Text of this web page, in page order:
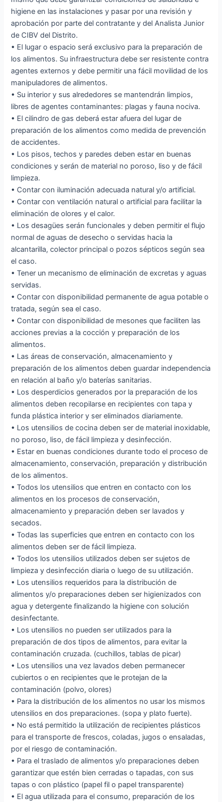
higiene en las instalaciones y pasar por una revisión y
aprobación por parte del contratante y del Analista Junior
de CIBV del Distrito.
• El lugar o espacio será exclusivo para la preparación de
los alimentos. Su infraestructura debe ser resistente contra
agentes externos y debe permitir una fácil movilidad de los
manipuladores de alimentos.
• Su interior y sus alrededores se mantendrán limpios,
libres de agentes contaminantes: plagas y fauna nociva.
• El cilindro de gas deberá estar afuera del lugar de
preparación de los alimentos como medida de prevención
de accidentes.
• Los pisos, techos y paredes deben estar en buenas
condiciones y serán de material no poroso, liso y de fácil
limpieza.
• Contar con iluminación adecuada natural y/o artificial.
• Contar con ventilación natural o artificial para facilitar la
eliminación de olores y el calor.
• Los desagües serán funcionales y deben permitir el flujo
normal de aguas de desecho o servidas hacia la
alcantarilla, colector principal o pozos sépticos según sea
el caso.
• Tener un mecanismo de eliminación de excretas y aguas
servidas.
• Contar con disponibilidad permanente de agua potable o
tratada, según sea el caso.
• Contar con disponibilidad de mesones que faciliten las
acciones previas a la cocción y preparación de los
alimentos.
• Las áreas de conservación, almacenamiento y
preparación de los alimentos deben guardar independencia
en relación al baño y/o baterías sanitarias.
• Los desperdicios generados por la preparación de los
alimentos deben recopilarse en recipientes con tapa y
funda plástica interior y ser eliminados diariamente.
• Los utensilios de cocina deben ser de material inoxidable,
no poroso, liso, de fácil limpieza y desinfección.
• Estar en buenas condiciones durante todo el proceso de
almacenamiento, conservación, preparación y distribución
de los alimentos.
• Todos los utensilios que entren en contacto con los
alimentos en los procesos de conservación,
almacenamiento y preparación deben ser lavados y
secados.
• Todas las superficies que entren en contacto con los
alimentos deben ser de fácil limpieza.
• Todos los utensilios utilizados deben ser sujetos de
limpieza y desinfección diaria o luego de su utilización.
• Los utensilios requeridos para la distribución de
alimentos y/o preparaciones deben ser higienizados con
agua y detergente finalizando la higiene con solución
desinfectante.
• Los utensilios no pueden ser utilizados para la
preparación de dos tipos de alimentos, para evitar la
contaminación cruzada. (cuchillos, tablas de picar)
• Los utensilios una vez lavados deben permanecer
cubiertos o en recipientes que le protejan de la
contaminación (polvo, olores)
• Para la distribución de los alimentos no usar los mismos
utensilios en dos preparaciones. (sopa y plato fuerte).
• No está permitido la utilización de recipientes plásticos
para el transporte de frescos, coladas, jugos o ensaladas,
por el riesgo de contaminación.
• Para el traslado de alimentos y/o preparaciones deben
garantizar que estén bien cerradas o tapadas, con sus
tapas o con plástico (papel fil o papel transparente)
• El agua utilizada para el consumo, preparación de los